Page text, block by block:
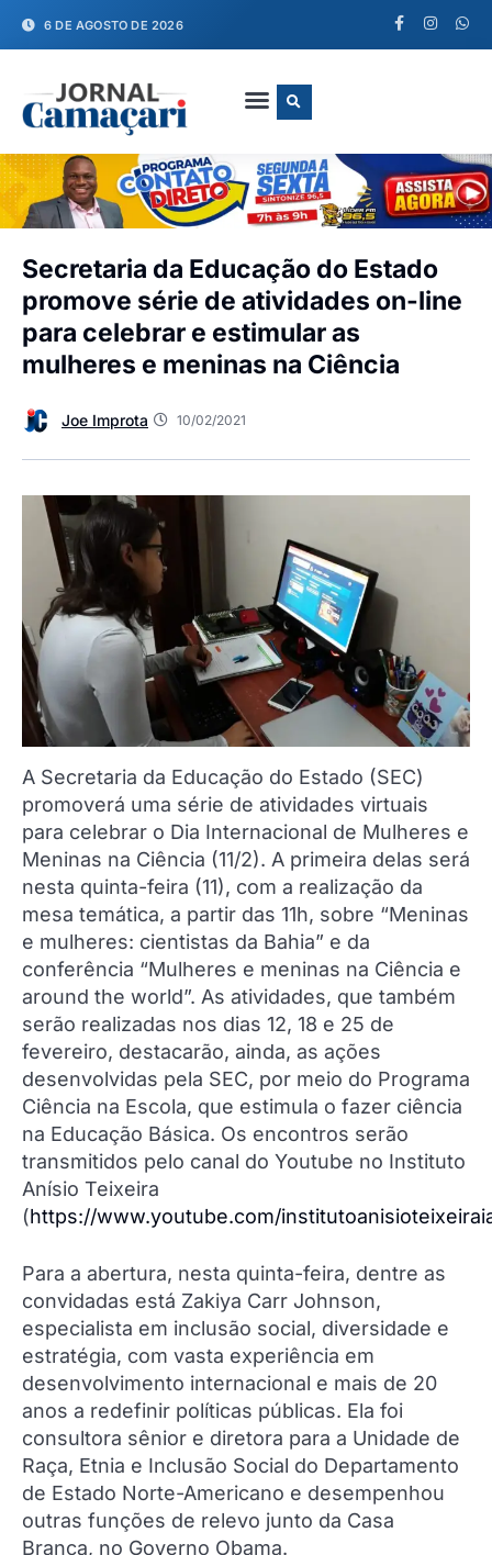
6 DE AGOSTO DE 2026
Secretaria da Educação do Estado
promove série de atividades on-line
para celebrar e estimular as
mulheres e meninas na Ciência
Joe Improta 10/02/2021
A Secretaria da Educação do Estado (SEC)
promoverá uma série de atividades virtuais
para celebrar o Dia Internacional de Mulheres e
Meninas na Ciência (11/2). A primeira delas será
nesta quinta-feira (11), com a realização da
mesa temática, a partir das 11h, sobre “Meninas
e mulheres: cientistas da Bahia” e da
conferência “Mulheres e meninas na Ciência e
around the world”. As atividades, que também
serão realizadas nos dias 12, 18 e 25 de
fevereiro, destacarão, ainda, as ações
desenvolvidas pela SEC, por meio do Programa
Ciência na Escola, que estimula o fazer ciência
na Educação Básica. Os encontros serão
transmitidos pelo canal do Youtube no Instituto
Anísio Teixeira
(https://www.youtube.com/
Para a abertura, nesta quinta-feira, dentre as
convidadas está Zakiya Carr Johnson,
especialista em inclusão social, diversidade e
estratégia, com vasta experiência em
desenvolvimento internacional e mais de 20
anos a redefinir políticas públicas. Ela foi
consultora sênior e diretora para a Unidade de
Raça, Etnia e Inclusão Social do Departamento
de Estado Norte-Americano e desempenhou
outras funções de relevo junto da Casa
Branca, no Governo Obama.